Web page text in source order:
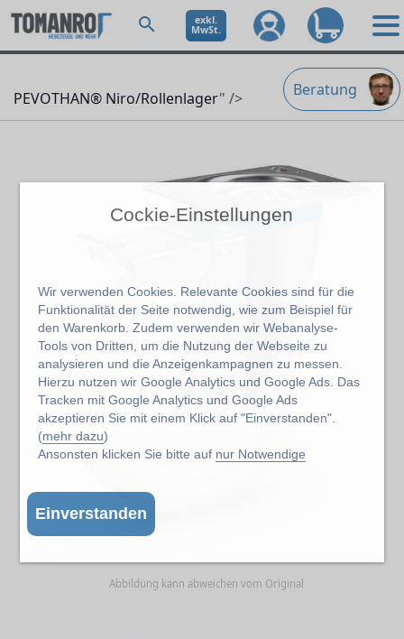
Cockie-Einstellungen
Wir verwenden Cookies. Relevante Cookies sind für die
Funktionalität der Seite notwendig, wie zum Beispiel für
den Warenkorb. Zudem verwenden wir Webanalyse-
Tools von Dritten, um die Nutzung der Webseite zu
analysieren und die Anzeigenkampagnen zu messen.
Hierzu nutzen wir Google Analytics und Google Ads. Das
Tracken mit Google Analytics und Google Ads
akzeptieren Sie mit einem Klick auf "Einverstanden".
(mehr dazu)
Ansonsten klicken Sie bitte auf nur Notwendige
Einverstanden
exkl.
MwSt.
Beratung
PEVOTHAN® Niro/Rollenlager" />
Abbildung kann abweichen vom Original